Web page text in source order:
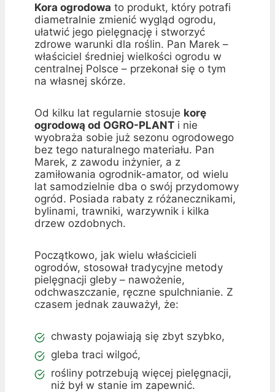
Kora ogrodowa to produkt, który potrafi
diametralnie zmienić wygląd ogrodu,
ułatwić jego pielęgnację i stworzyć
zdrowe warunki dla roślin. Pan Marek –
właściciel średniej wielkości ogrodu w
centralnej Polsce – przekonał się o tym
na własnej skórze.
Od kilku lat regularnie stosuje korę
ogrodową od OGRO-PLANT i nie
wyobraża sobie już sezonu ogrodowego
bez tego naturalnego materiału. Pan
Marek, z zawodu inżynier, a z
zamiłowania ogrodnik-amator, od wielu
lat samodzielnie dba o swój przydomowy
ogród. Posiada rabaty z różanecznikami,
bylinami, trawniki, warzywnik i kilka
drzew ozdobnych.
Początkowo, jak wielu właścicieli
ogrodów, stosował tradycyjne metody
pielęgnacji gleby – nawożenie,
odchwaszczanie, ręczne spulchnianie. Z
czasem jednak zauważył, że:
chwasty pojawiają się zbyt szybko,
gleba traci wilgoć,
rośliny potrzebują więcej pielęgnacji,
niż był w stanie im zapewnić.